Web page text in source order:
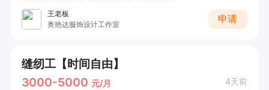
王老板
奥艳达服饰设计工作室
申请
缝纫工【时间自由】
3000-5000 元/月 4天前